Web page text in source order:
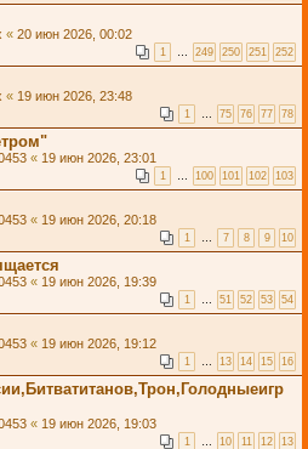
« 20 июн 2026, 00:02
1 … 249 250 251 252
« 19 июн 2026, 23:48
1 … 75 76 77 78
« 19 июн 2026, 23:01
1 … 100 101 102 103
« 19 июн 2026, 20:18
1 … 7 8 9 10
« 19 июн 2026, 19:39
1 … 51 52 53 54
« 19 июн 2026, 19:12
1 … 13 14 15 16
« 19 июн 2026, 19:03
1 … 10 11 12 13